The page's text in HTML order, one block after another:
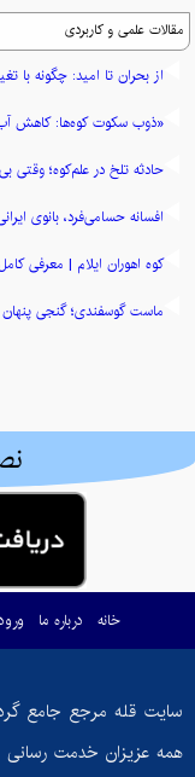
مقالات علمی و کاربردی
از بحران تا امید: چگونه با
«ذوب سکوت کوه‌ها: کاهش
حادثه تلخ در علم‌کوه؛ وقتی
افسانه حسامی‌فرد، بانوی
کوه اهوران ایلام | معرفی
ماست گوسفندی؛ گنجی
خانه درباره ما
سایت قله مرجع جامع
همه عزیزان خدمت